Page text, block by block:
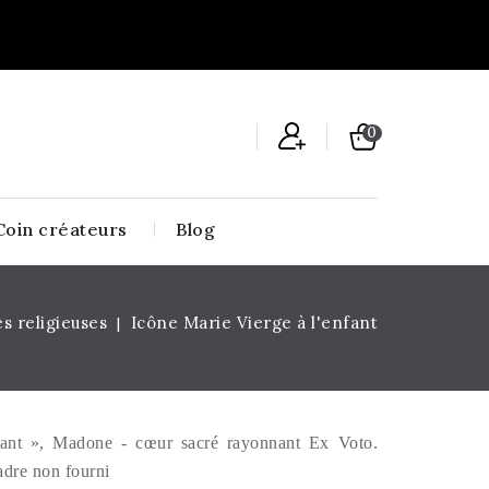
0
créateurs Blog
religieuses Icône Marie Vierge à l'enfant
», Madone - cœur sacré rayonnant Ex Voto.
non fourni